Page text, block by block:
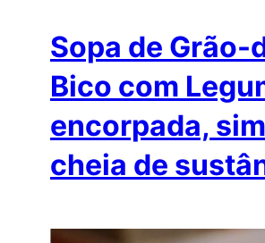
Sopa de Grão-
Bico com
encorpada,
cheia de